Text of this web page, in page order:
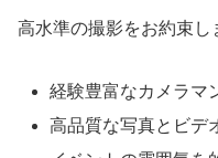
高水準の撮影をお約束し
経験豊富なカメラマ
高品質な写真とビデ